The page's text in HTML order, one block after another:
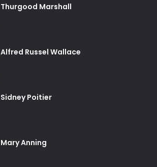
Thurgood Marshall
Alfred Russel Wallace
Sidney Poitier
Mary Anning